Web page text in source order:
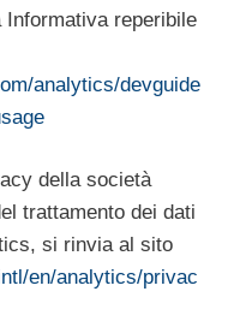
reperibile
analytics/devguide
della società
trattamento dei dati
si rinvia al sito
en/analytics/privac